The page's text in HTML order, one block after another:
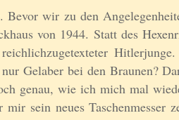
Bevor wir zu den
von 1944. Statt des
Gelaber bei den Braunen?
genau, wie ich mich mal
mir sein neues